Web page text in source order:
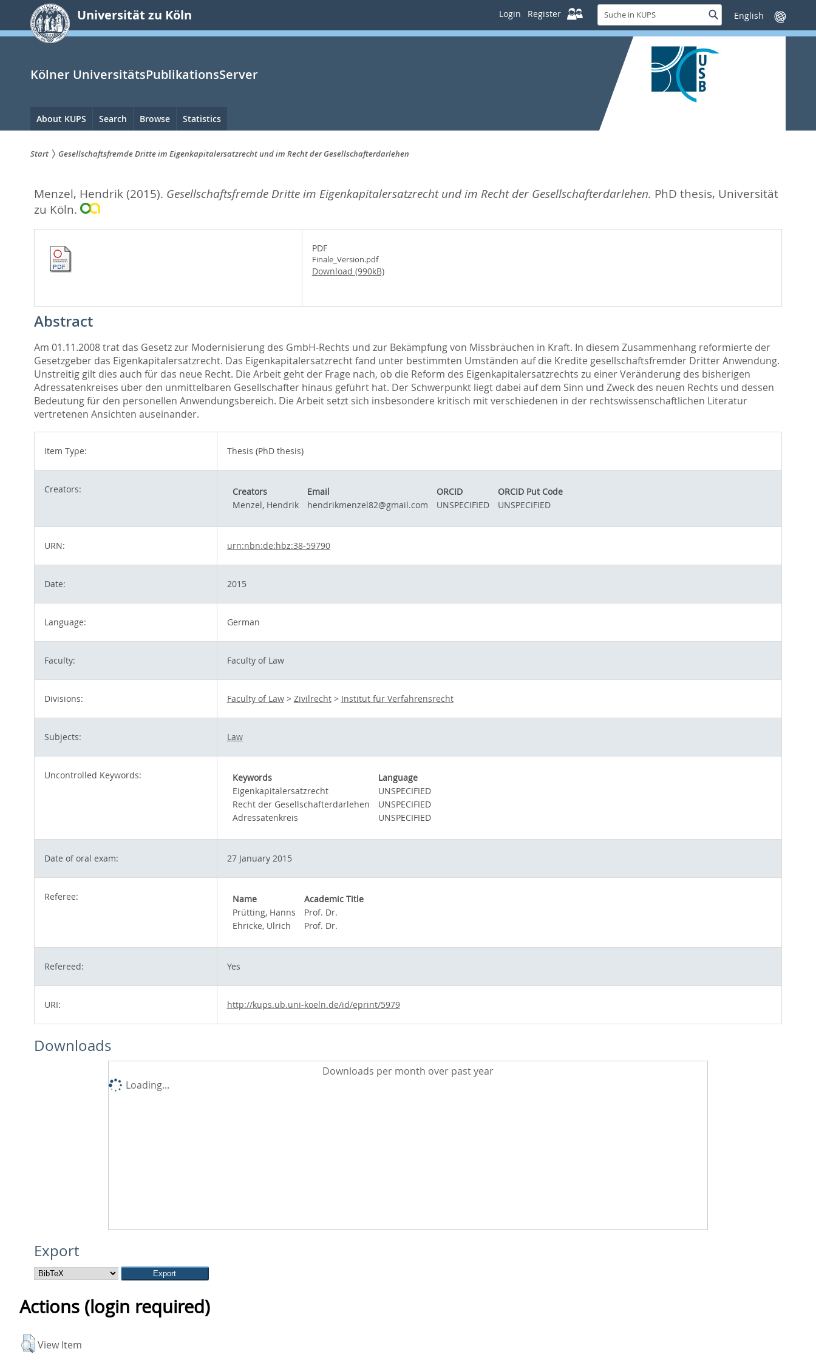
springen
Universität zu Köln Login Register
Suche
in
KUPS
SucheSprache
wechseln
Kölner UniversitätsPublikationsServer
Hauptnavigation
About KUPS Search Browse Statistics
sind
hier:
Start Gesellschaftsfremde Dritte im Eigenkapitalersatzrecht und im Recht der Gesellschafterdarlehen
Menzel, Hendrik (2015). Gesellschaftsfremde Dritte im Eigenkapitalersatzrecht und im Recht der Gesellschafterdarlehen. PhD thesis, Universität
zu Köln.
PDF
Finale_Version.pdf
Download (990kB)
Abstract
Am 01.11.2008 trat das Gesetz zur Modernisierung des GmbH-Rechts und zur Bekämpfung von Missbräuchen in Kraft. In diesem Zusammenhang reformierte der
Gesetzgeber das Eigenkapitalersatzrecht. Das Eigenkapitalersatzrecht fand unter bestimmten Umständen auf die Kredite gesellschaftsfremder Dritter Anwendung.
Unstreitig gilt dies auch für das neue Recht. Die Arbeit geht der Frage nach, ob die Reform des Eigenkapitalersatzrechts zu einer Veränderung des bisherigen
Adressatenkreises über den unmittelbaren Gesellschafter hinaus geführt hat. Der Schwerpunkt liegt dabei auf dem Sinn und Zweck des neuen Rechts und dessen
Bedeutung für den personellen Anwendungsbereich. Die Arbeit setzt sich insbesondere kritisch mit verschiedenen in der rechtswissenschaftlichen Literatur
vertretenen Ansichten auseinander.
Item Type: Thesis (PhD thesis)
Creators: Creators Email ORCID
ORCID Put Code
Menzel, Hendrik
hendrikmenzel82@gmail.com UNSPECIFIED UNSPECIFIED
URN: urn:nbn:de:hbz:38-59790
Date: 2015
Language: German
Faculty: Faculty of Law
Divisions: Faculty of Law> Zivilrecht> Institut für Verfahrensrecht
Subjects: Law
Uncontrolled Keywords: Keywords
Language
Eigenkapitalersatzrecht
UNSPECIFIED
Recht der Gesellschafterdarlehen
UNSPECIFIED
Adressatenkreis
UNSPECIFIED
Date of oral exam: 27 January 2015
Referee: Name
Academic Title
Prütting, Hanns
Prof. Dr.
Ehricke, Ulrich
Prof. Dr.
Refereed: Yes
URI: http://kups.ub.uni-koeln.de/id/eprint/5979
Downloads
Downloads per month over past year
Loading...
Export
Actions (login required)
View Item